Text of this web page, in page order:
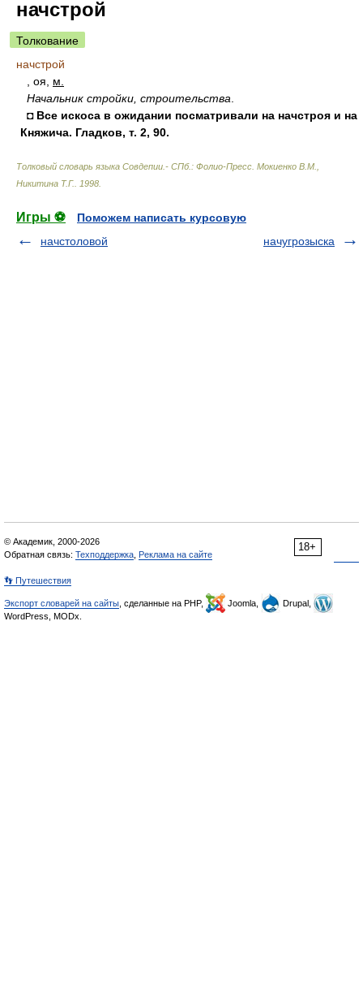
начстрой
Толкование
начстрой
, оя, м.
Начальник стройки, строительства
◘ Все искоса в ожидании посматривали на начстроя и на
Княжича. Гладков, т. 2, 90.
Толковый словарь языка Совдепии.- СПб.: Фолио-Пресс Мокиенко В.М.,
Никитина Т.Г.
1998
Игры ⚽
Поможем написать курсовую
начстоловой
начугрозыска
18+
© Академик, 2000-2026
Обратная связь: Техподдержка Реклама на сайте
👣 Путешествия
Экспорт словарей на сайты , сделанные на PHP, Joomla,
Drupal,
WordPress, MODx.